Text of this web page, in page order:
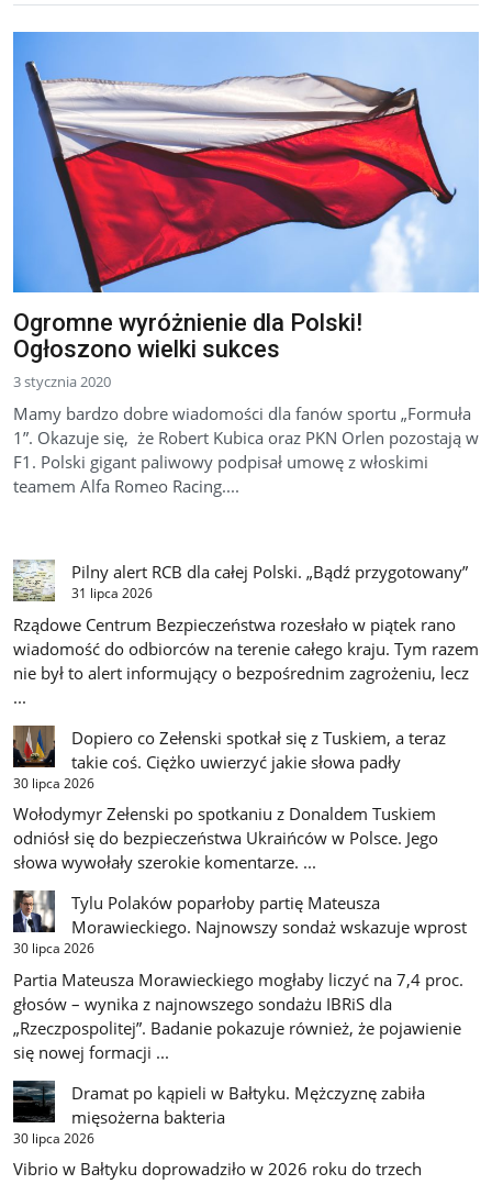
Ogromne wyróżnienie dla Polski!
Ogłoszono wielki sukces
3 stycznia 2020
Mamy bardzo dobre wiadomości dla fanów sportu „Formuła
1”. Okazuje się, że Robert Kubica oraz PKN Orlen pozostają w
F1. Polski gigant paliwowy podpisał umowę z włoskimi
teamem Alfa Romeo Racing....
Pilny alert RCB dla całej Polski. „Bądź przygotowany”
31 lipca 2026
Rządowe Centrum Bezpieczeństwa rozesłało w piątek rano
wiadomość do odbiorców na terenie całego kraju. Tym razem
nie był to alert informujący o bezpośrednim zagrożeniu, lecz
...
Dopiero co Zełenski spotkał się z Tuskiem, a teraz
takie coś. Ciężko uwierzyć jakie słowa padły
30 lipca 2026
Wołodymyr Zełenski po spotkaniu z Donaldem Tuskiem
odniósł się do bezpieczeństwa Ukraińców w Polsce. Jego
słowa wywołały szerokie komentarze. ...
Tylu Polaków poparłoby partię Mateusza
Morawieckiego. Najnowszy sondaż wskazuje wprost
30 lipca 2026
Partia Mateusza Morawieckiego mogłaby liczyć na 7,4 proc.
głosów – wynika z najnowszego sondażu IBRiS dla
„Rzeczpospolitej”. Badanie pokazuje również, że pojawienie
się nowej formacji ...
Dramat po kąpieli w Bałtyku. Mężczyznę zabiła
mięsożerna bakteria
30 lipca 2026
Vibrio w Bałtyku doprowadziło w 2026 roku do trzech